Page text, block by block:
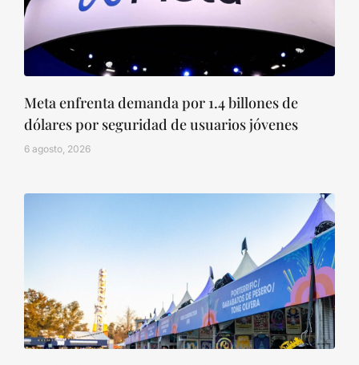
Meta enfrenta demanda por 1.4 billones de
dólares por seguridad de usuarios jóvenes
6 agosto, 2026